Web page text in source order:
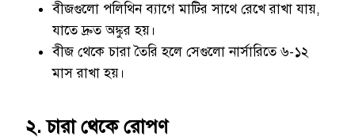
বীজগুলো পলিথিন ব্যাগে মাটির সাথে রেখে রাখা যায়,
যাতে দ্রুত অঙ্কুর হয়।
বীজ থেকে চারা তৈরি হলে সেগুলো নার্সারিতে ৬-১২
মাস রাখা হয়।
২. চারা থেকে রোপণ